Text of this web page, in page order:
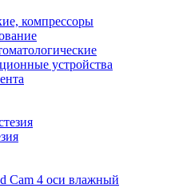
компрессоры
устройства
Cam 4 оси влажный